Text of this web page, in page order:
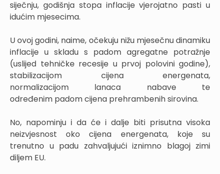
siječnju, godišnja stopa inflacije vjerojatno pasti u
idućim mjesecima.
U ovoj godini, naime, očekuju nižu mjesečnu dinamiku
inflacije u skladu s padom agregatne potražnje
(uslijed tehničke recesije u prvoj polovini godine),
stabilizacijom cijena energenata,
normalizacijom lanaca nabave te
određenim padom cijena prehrambenih sirovina.
No, napominju i da će i dalje biti prisutna visoka
neizvjesnost oko cijena energenata, koje su
trenutno u padu zahvaljujući iznimno blagoj zimi
diljem EU.